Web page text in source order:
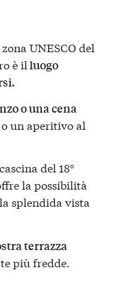
UNESCO del
è illuogo
o una cena
o un aperitivo al
del 18°
la possibilità
splendida vista
terrazza
più fredde.